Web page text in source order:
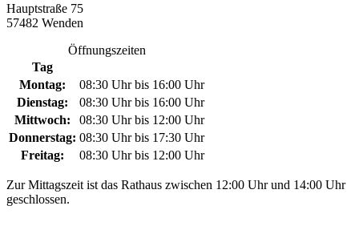
Hauptstraße 75
57482 Wenden
Öffnungszeiten
Tag
Montag:
08:30 Uhr bis 16:00 Uhr
Dienstag:
08:30 Uhr bis 16:00 Uhr
Mittwoch:
08:30 Uhr bis 12:00 Uhr
Donnerstag: 08:30 Uhr bis 17:30 Uhr
Freitag:
08:30 Uhr bis 12:00 Uhr
Zur Mittagszeit ist das Rathaus zwischen 12:00 Uhr und 14:00 Uhr
geschlossen.